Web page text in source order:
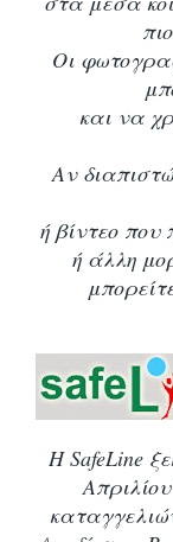
Οι
και να
Αν
ή βίντεο
ή άλλη
μ
H SafeLine